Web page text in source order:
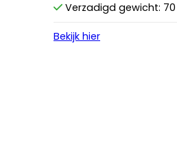
Verzadigd gewicht: 70
Bekijk hier